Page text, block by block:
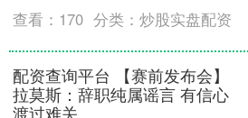
查看： 170 分类：炒股实盘配资
配资查询平台 【赛前发布会】
拉莫斯：辞职纯属谣言 有信心
渡过难关